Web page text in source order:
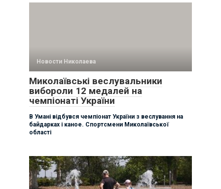
Новости Николаева
Миколаївські веслувальники
вибороли 12 медалей на
чемпіонаті України
В Умані відбувся чемпіонат України з веслування на
байдарках і каное. Спортсмени Миколаївської
області